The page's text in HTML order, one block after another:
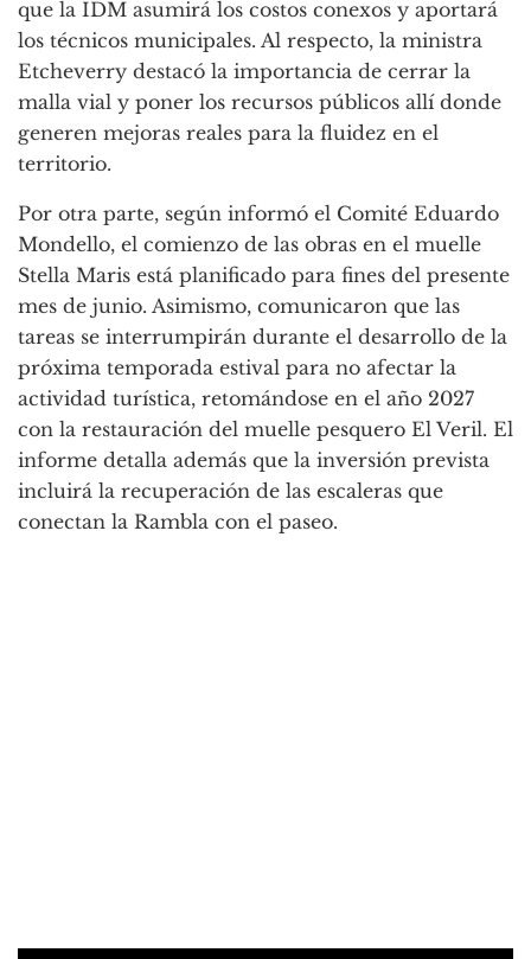
que la IDM asumirá los costos conexos y aportará
los técnicos municipales. Al respecto, la ministra
Etcheverry destacó la importancia de cerrar la
malla vial y poner los recursos públicos allí donde
generen mejoras reales para la fluidez en el
territorio.
Por otra parte, según informó el Comité Eduardo
Mondello, el comienzo de las obras en el muelle
Stella Maris está planificado para fines del presente
mes de junio. Asimismo, comunicaron que las
tareas se interrumpirán durante el desarrollo de la
próxima temporada estival para no afectar la
actividad turística, retomándose en el año 2027
con la restauración del muelle pesquero El Veril. El
informe detalla además que la inversión prevista
incluirá la recuperación de las escaleras que
conectan la Rambla con el paseo.